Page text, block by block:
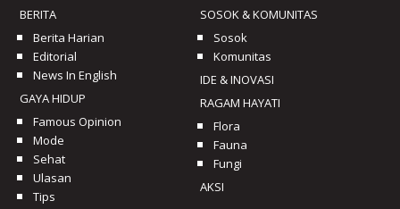
BERITA
Berita Harian
Editorial
News In English
GAYA HIDUP
Famous Opinion
Mode
Sehat
Ulasan
Tips
SOSOK & KOMUNITAS
Sosok
Komunitas
IDE & INOVASI
RAGAM HAYATI
Flora
Fauna
Fungi
AKSI